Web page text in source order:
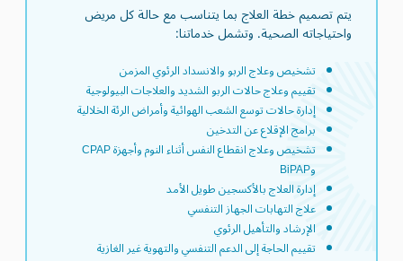
يتم تصميم خطة العلاج بما يتناسب مع حالة كل مريض
واحتياجاته الصحية. وتشمل خدماتنا:
تشخيص وعلاج الربو والانسداد الرئوي المزمن
تقييم وعلاج حالات الربو الشديد والعلاجات البيولوجية
إدارة حالات توسع الشعب الهوائية وأمراض الرئة الخلالية
برامج الإقلاع عن التدخين
تشخيص وعلاج انقطاع النفس أثناء النوم وأجهزة CPAP
وBiPAP
إدارة العلاج بالأكسجين طويل الأمد
علاج التهابات الجهاز التنفسي
الإرشاد والتأهيل الرئوي
تقييم الحاجة إلى الدعم التنفسي والتهوية غير الغازية